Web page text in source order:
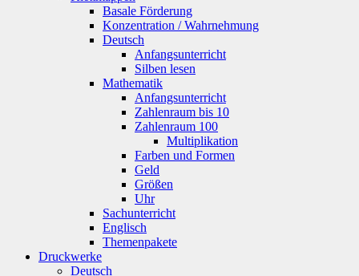
Basale Förderung
Konzentration / Wahrnehmung
Deutsch
Anfangsunterricht
Silben lesen
Mathematik
Anfangsunterricht
Zahlenraum bis 10
Zahlenraum 100
Multiplikation
Farben und Formen
Geld
Größen
Uhr
Sachunterricht
Englisch
Themenpakete
Druckwerke
Deutsch